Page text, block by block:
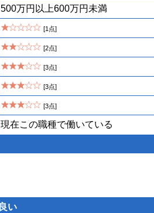
500万円以上600万円未満
[1点]
[2点]
[3点]
[3点]
[3点]
現在この職種で働いている
い